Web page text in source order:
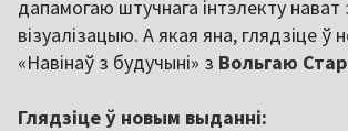
дапамогаю штучнага інтэлекту нават
візуалізацыю. А якая яна, глядзіце ў
«Навінаў з будучыні» з Вольгаю
Глядзіце ў новым выданні: